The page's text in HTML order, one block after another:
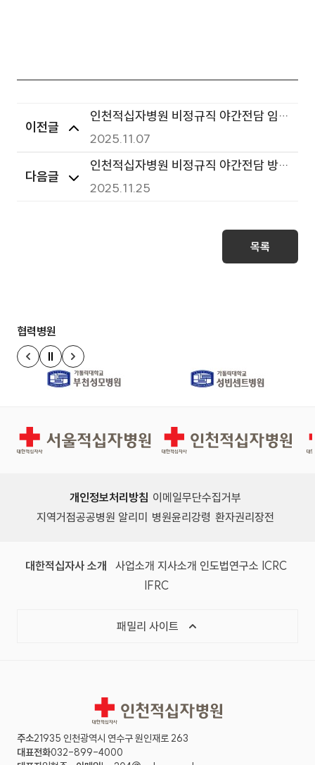
이전글
인천적십자병원 비정규직 야간전담 임상
병리사, 방사선사 채용공고
2025.11.07
다음글
인천적십자병원 비정규직 야간전담 방사
선사 임상병리사 채용 서류전형 합격자
2025.11.25
목록
협력병원
이전 슬라이드
정지
다음 슬라이드
서울적십자병원 인천적십자병원
개인정보처리방침 이메일무단수집거부
지역거점공공병원 알리미
병원윤리강령 환자권리장전
대한적십자사 소개 사업소개 지사소개 인도법연구소 ICRC
IFRC
패밀리 사이트
인천적십자병원
주소21935 인천광역시 연수구 원인재로 263
대표전화032-899-4000